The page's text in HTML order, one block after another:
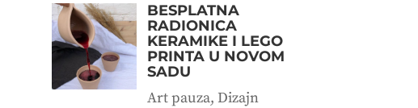
BESPLATNA
RADIONICA
KERAMIKE I LEGO
PRINTA U NOVOM
SADU
Art pauza, Dizajn